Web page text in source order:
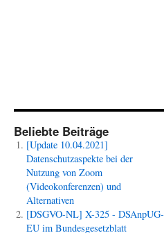
Beliebte Beiträge
[Update 10.04.2021]
Datenschutzaspekte bei der
Nutzung von Zoom
(Videokonferenzen) und
Alternativen
[DSGVO-NL] X-325 - DSAnpUG-
EU im Bundesgesetzblatt